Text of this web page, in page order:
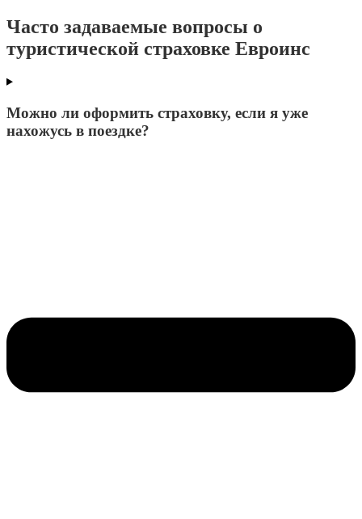
Часто задаваемые вопросы о
туристической страховке Евроинс
Можно ли оформить страховку, если я уже
нахожусь в поездке?